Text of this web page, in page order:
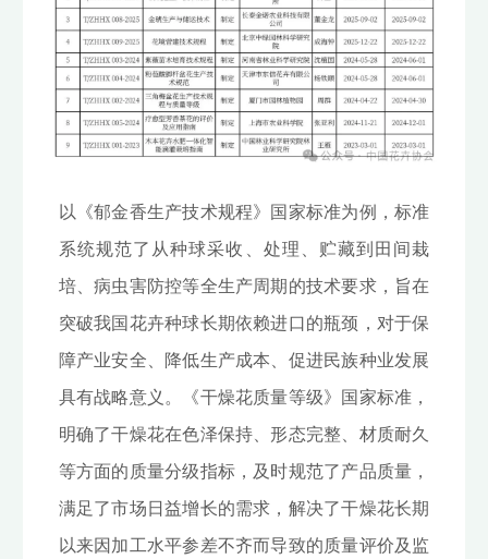
以《郁金香生产技术规程》国家标准为例，标准
系统规范了从种球采收、处理、贮藏到田间栽
培、病虫害防控等全生产周期的技术要求，旨在
突破我国花卉种球长期依赖进口的瓶颈，对于保
障产业安全、降低生产成本、促进民族种业发展
具有战略意义。《干燥花质量等级》国家标准，
明确了干燥花在色泽保持、形态完整、材质耐久
等方面的质量分级指标，及时规范了产品质量，
满足了市场日益增长的需求，解决了干燥花长期
以来因加工水平参差不齐而导致的质量评价及监